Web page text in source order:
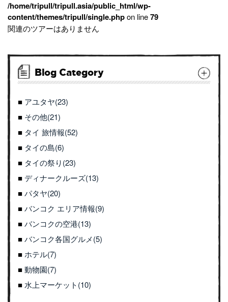
/home/tripull/tripull.asia/public_html/wp-
content/themes/tripull/single.phpon line79
関連のツアーはありません
Blog Category
アユタヤ(23)
その他(21)
タイ 旅情報(52)
タイの島(6)
タイの祭り(23)
ディナークルーズ(13)
パタヤ(20)
バンコク エリア情報(9)
バンコクの空港(13)
バンコク各国グルメ(5)
ホテル(7)
動物園(7)
水上マーケット(10)